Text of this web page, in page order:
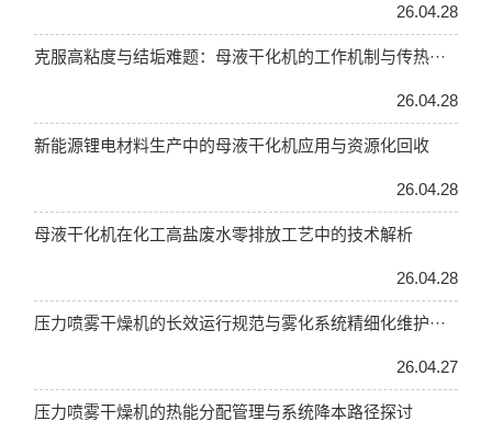
26.04.28
克服高粘度与结垢难题：母液干化机的工作机制与传热···
26.04.28
新能源锂电材料生产中的母液干化机应用与资源化回收
26.04.28
母液干化机在化工高盐废水零排放工艺中的技术解析
26.04.28
压力喷雾干燥机的长效运行规范与雾化系统精细化维护···
26.04.27
压力喷雾干燥机的热能分配管理与系统降本路径探讨